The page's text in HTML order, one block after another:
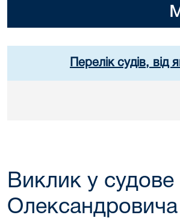
Перелік судів, від
Виклик у
Олександровича